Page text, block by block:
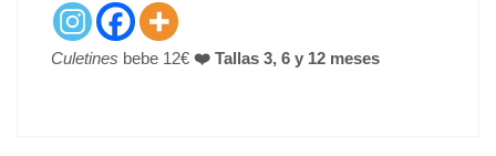
D
O
Culetines bebe 12€ ❤️ Tallas 3, 6 y 12 meses